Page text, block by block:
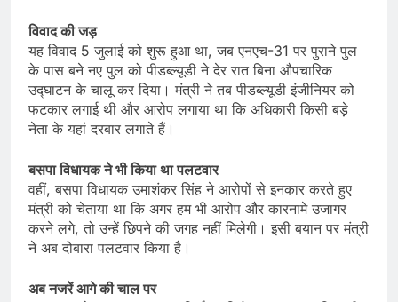
विवाद की जड़
यह विवाद 5 जुलाई को शुरू हुआ था, जब एनएच-31 पर पुराने पुल
के पास बने नए पुल को पीडब्ल्यूडी ने देर रात बिना औपचारिक
उद्घाटन के चालू कर दिया। मंत्री ने तब पीडब्ल्यूडी इंजीनियर को
फटकार लगाई थी और आरोप लगाया था कि अधिकारी किसी बड़े
नेता के यहां दरबार लगाते हैं।
बसपा विधायक ने भी किया था पलटवार
वहीं, बसपा विधायक उमाशंकर सिंह ने आरोपों से इनकार करते हुए
मंत्री को चेताया था कि अगर हम भी आरोप और कारनामे उजागर
करने लगे, तो उन्हें छिपने की जगह नहीं मिलेगी। इसी बयान पर मंत्री
ने अब दोबारा पलटवार किया है।
अब नजरें आगे की चाल पर